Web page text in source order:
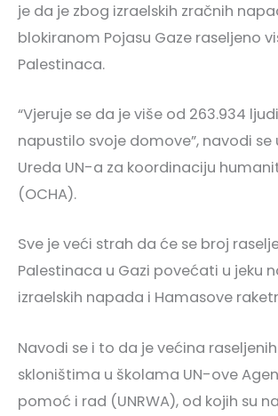
je da je zbog izraelskih zračnih
blokiranom Pojasu Gaze raseljeno
Palestinaca.
“Vjeruje se da je više od 263.934
napustilo svoje domove”, navodi
Ureda UN-a za koordinaciju
(OCHA).
Sve je veći strah da će se broj
Palestinaca u Gazi povećati u jeku
izraelskih napada i Hamasove
Navodi se i to da je većina
skloništima u školama UN-ove
pomoć i rad (UNRWA), od kojih su